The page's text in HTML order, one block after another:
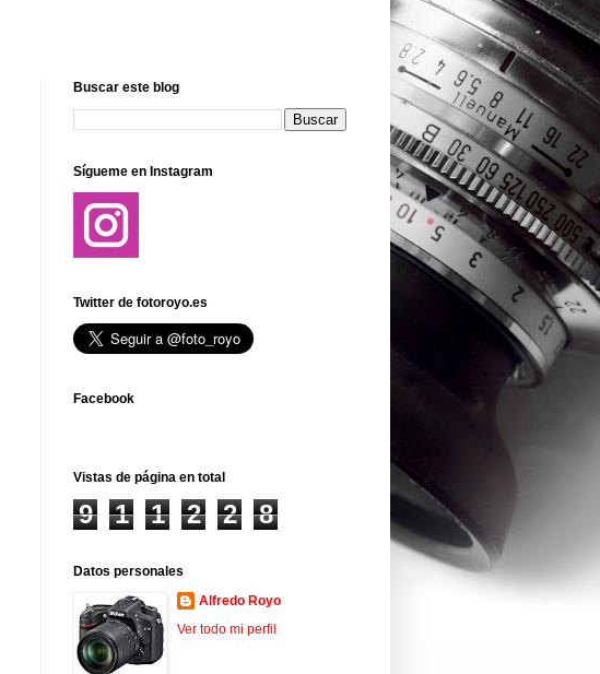
Buscar este blog
Sígueme en Instagram
Twitter de fotoroyo.es
Facebook
Vistas de página en total
9 1 1 2 2 8
Datos personales
Alfredo Royo
Ver todo mi perfil